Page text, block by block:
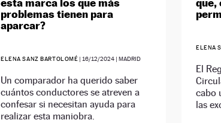
esta marca los que más
problemas tienen para
aparcar?
ELENA SANZ BARTOLOMÉ | 16/12/2024 | MADRID
Un comparador ha querido saber
cuántos conductores se atreven a
confesar si necesitan ayuda para
realizar esta maniobra.
que,
ELENA
El
cabo
las